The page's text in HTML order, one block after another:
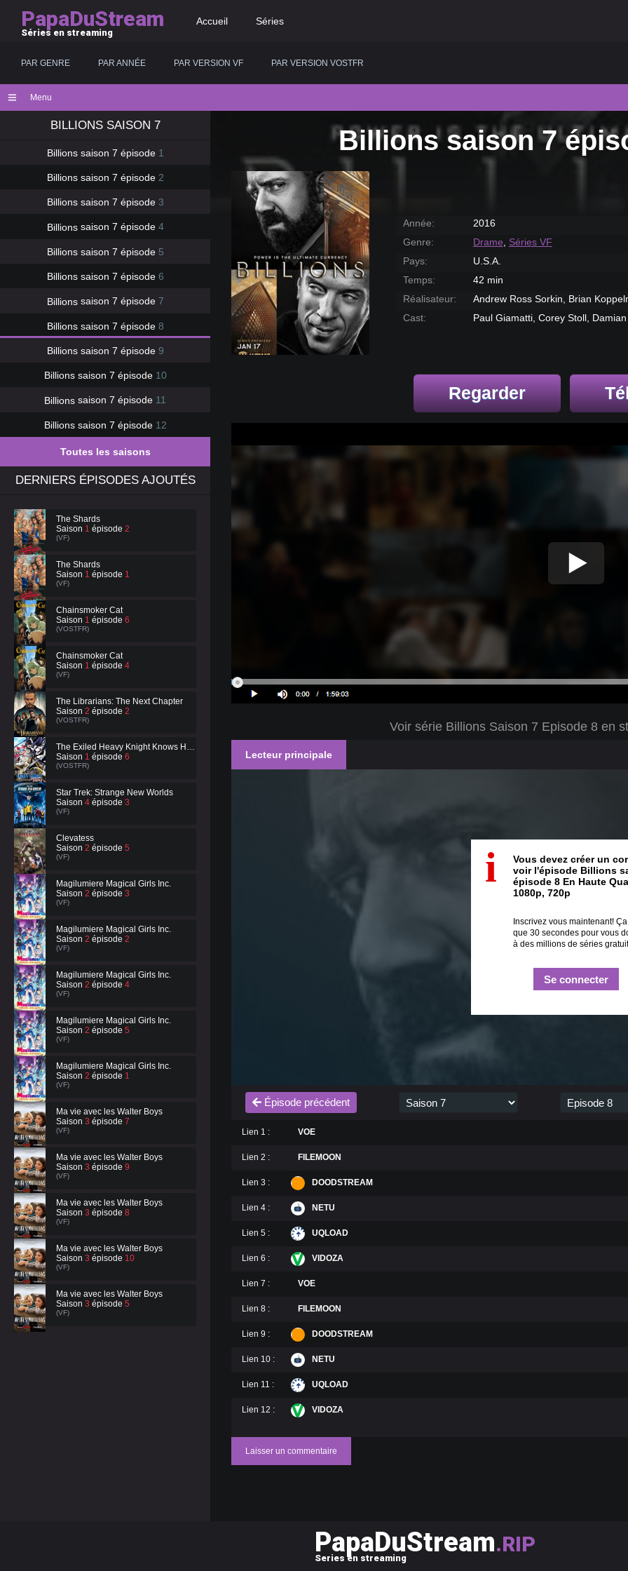
PapaDuStream
Séries en streaming
Accueil Séries
PAR GENRE PAR ANNÉE PAR VERSION VF PAR VERSION VOSTFR
Menu
BILLIONS SAISON 7
Billions saison 7 épisode 1
Billions saison 7 épisode 2
Billions saison 7 épisode 3
Billions saison 7 épisode 4
Billions saison 7 épisode 5
Billions saison 7 épisode 6
Billions saison 7 épisode 7
Billions saison 7 épisode 8
Billions saison 7 épisode 9
Billions saison 7 épisode 10
Billions saison 7 épisode 11
Billions saison 7 épisode 12
Toutes les saisons
DERNIERS ÉPISODES AJOUTÉS
The Shards
Saison 1 épisode 2
(VF)
The Shards
Saison 1 épisode 1
(VF)
Chainsmoker Cat
Saison 1 épisode 6
(VOSTFR)
Chainsmoker Cat
Saison 1 épisode 4
(VF)
The Librarians: The Next Chapter
Saison 2 épisode 2
(VOSTFR)
The Exiled Heavy Knight Knows How to Game the System
Saison 1 épisode 6
(VOSTFR)
Star Trek: Strange New Worlds
Saison 4 épisode 3
(VF)
Clevatess
Saison 2 épisode 5
(VF)
Magilumiere Magical Girls Inc.
Saison 2 épisode 3
(VF)
Magilumiere Magical Girls Inc.
Saison 2 épisode 2
(VF)
Magilumiere Magical Girls Inc.
Saison 2 épisode 4
(VF)
Magilumiere Magical Girls Inc.
Saison 2 épisode 5
(VF)
Magilumiere Magical Girls Inc.
Saison 2 épisode 1
(VF)
Ma vie avec les Walter Boys
Saison 3 épisode 7
(VF)
Ma vie avec les Walter Boys
Saison 3 épisode 9
(VF)
Ma vie avec les Walter Boys
Saison 3 épisode 8
(VF)
Ma vie avec les Walter Boys
Saison 3 épisode 10
(VF)
Ma vie avec les Walter Boys
Saison 3 épisode 5
(VF)
Billions saison 7
Année:
2016
Genre:
Drame
Séries VF
Pays:
U.S.A.
Temps:
42 min
Réalisateur:
Andrew Ross Sorkin, Brian
Cast:
Paul Giamatti, Corey Stoll,
Regarder
Voir série Billions Saison 7 Episode 8 en
Lecteur principale
i
Vous devez créer un
voir l'épisode Billions
épisode 8 En Haute
1080p, 720p
Inscrivez vous maintenant!
que 30 secondes pour vous
à des millions de séries
Se connecter
Épisode précédent
Lien 1 : VOE
Lien 2 : FILEMOON
Lien 3 : DOODSTREAM
Lien 4 : NETU
Lien 5 : UQLOAD
Lien 6 : VIDOZA
Lien 7 : VOE
Lien 8 : FILEMOON
Lien 9 : DOODSTREAM
Lien 10 : NETU
Lien 11 : UQLOAD
Lien 12 : VIDOZA
Laisser un commentaire
PapaDuStream.RIP
Series en streaming